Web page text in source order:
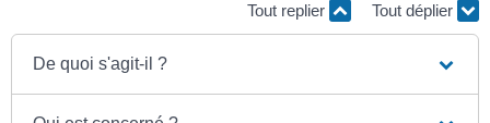
Tout replier Tout déplier
De quoi s'agit-il ?